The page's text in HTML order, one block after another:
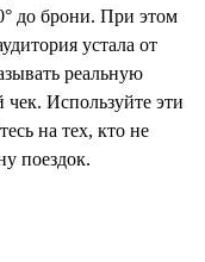
до брони. При этом
устала от
реальную
Используйте эти
на тех, кто не
поездок.